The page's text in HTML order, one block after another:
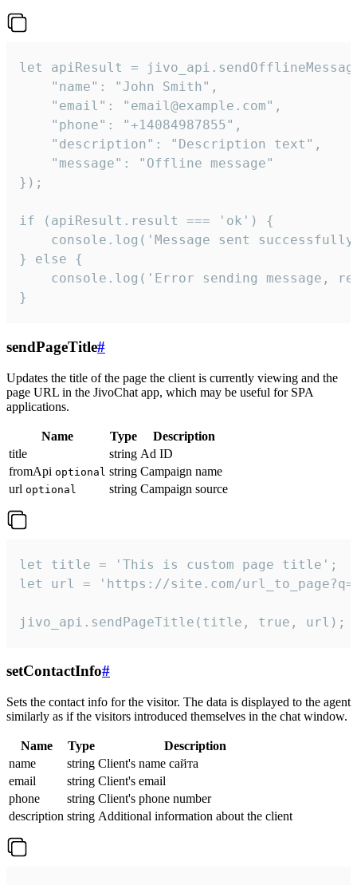
let apiResult =
    "name": "John Smith",
    "email": "email@example.com",
    "phone": "+14084987855",
    "description": "Description text",
    "message": "Offline message"
});
if (apiResult.result === 'ok') {
console.log('Message sent
} else {
console.log('Error sending message,
}
sendPageTitle#
Updates the title of the page the client is currently viewing and the
page URL in the JivoChat app, which may be useful for SPA
applications.
Name Type
Description
title
string Ad ID
fromApi optional string Campaign name
url optional string Campaign source
let title = 'This is custom page title';
let url = 'https://site.com/
jivo_api.sendPageTitle(title, true, url);
setContactInfo#
Sets the contact info for the visitor. The data is displayed to the agent
similarly as if the visitors introduced themselves in the chat window.
Name Type
Description
name
string Client's name сайта
email
string Client's email
phone
string Client's phone number
description string Additional information about the client